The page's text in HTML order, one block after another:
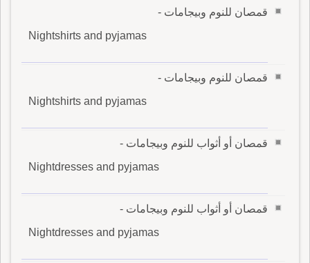
قمصان للنوم وبيجامات -
Nightshirts and pyjamas
قمصان للنوم وبيجامات -
Nightshirts and pyjamas
قمصان أو أثواب للنوم وبيجامات -
Nightdresses and pyjamas
قمصان أو أثواب للنوم وبيجامات -
Nightdresses and pyjamas